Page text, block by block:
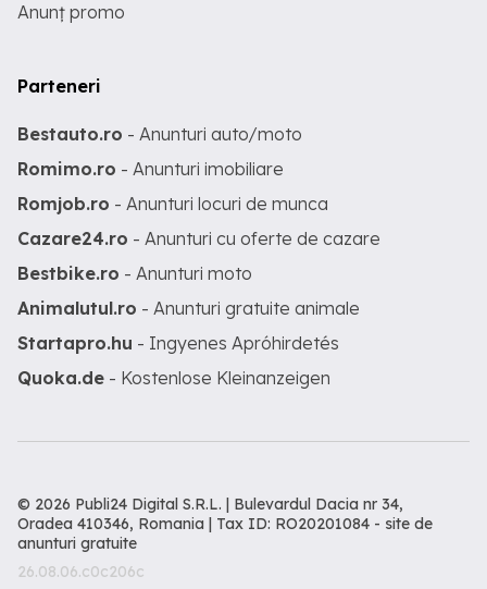
Anunț promo
Parteneri
Bestauto.ro - Anunturi auto/moto
Romimo.ro - Anunturi imobiliare
Romjob.ro - Anunturi locuri de munca
Cazare24.ro - Anunturi cu oferte de cazare
Bestbike.ro - Anunturi moto
Animalutul.ro - Anunturi gratuite animale
Startapro.hu - Ingyenes Apróhirdetés
Quoka.de - Kostenlose Kleinanzeigen
© 2026 Publi24 Digital S.R.L. | Bulevardul Dacia nr 34,
Oradea 410346, Romania | Tax ID: RO20201084 - site de
anunturi gratuite
26.08.06.c0c206c